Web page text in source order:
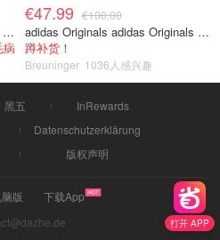
打开 APP
Estee Lauder 哑光口红 double or nothing色号
病
€47.99 €100.00
adidas Originals adidas Originals TOKYO 复古休闲鞋 深棕色
蹲补货！
Breuninger 1036人感兴趣
黑五
InRewards
Datenschutzerklärung
版权声明
版
下载App